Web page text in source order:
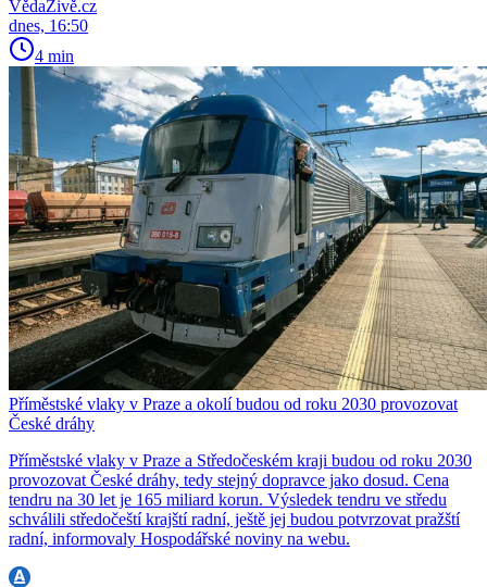
VědaŽivě.cz
dnes, 16:50
4 min
Příměstské vlaky v Praze a okolí budou od roku 2030 provozovat
České dráhy
Příměstské vlaky v Praze a Středočeském kraji budou od roku 2030
provozovat České dráhy, tedy stejný dopravce jako dosud. Cena
tendru na 30 let je 165 miliard korun. Výsledek tendru ve středu
schválili středočeští krajští radní, ještě jej budou potvrzovat pražští
radní, informovaly Hospodářské noviny na webu.